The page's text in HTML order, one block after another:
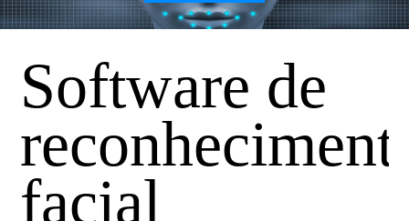
Software de
facial